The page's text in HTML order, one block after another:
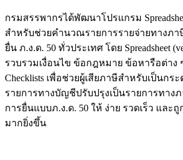
กรมสรรพากรได้พัฒนาโปรแกรม
สำหรับช่วยคำนวณรายการรายจ่ายทางภ
ยื่น ภ.ง.ด. 50 ทั่วประเทศ โดย Spreadsheet
รวบรวมเงื่อนไข ข้อกฎหมาย ข้อหารือต่าง
Checklists เพื่อช่วยผู้เสียภาษีสำหรับเป็นก
รายการทางบัญชีปรับปรุงเป็นรายการทาง
การยื่นแบบภ.ง.ด. 50 ให้ ง่าย รวดเร็ว และ
มากยิ่งขึ้น